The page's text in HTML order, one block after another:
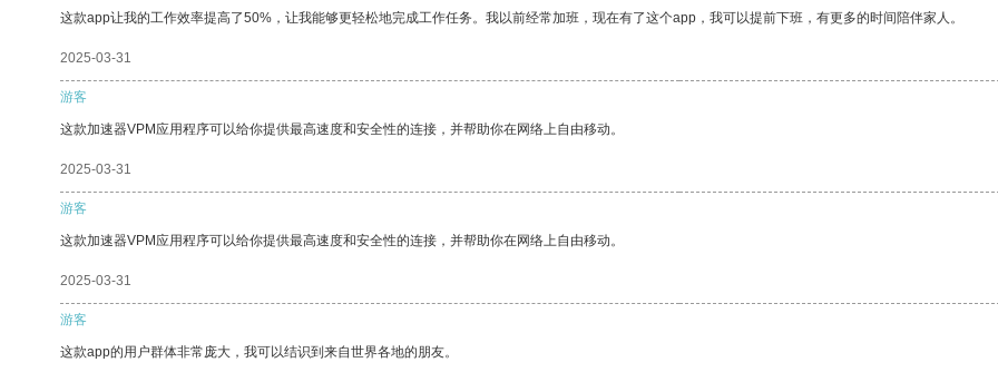
这款app让我的工作效率提高了50%，让我能够更轻松地完成工作任务。我以前经常加班，现在有了这个app，我可以提前下班，有更多的时间陪伴家人。
2025-03-31
游客
这款加速器VPM应用程序可以给你提供最高速度和安全性的连接，并帮助你在网络上自由移动。
2025-03-31
游客
这款加速器VPM应用程序可以给你提供最高速度和安全性的连接，并帮助你在网络上自由移动。
2025-03-31
游客
这款app的用户群体非常庞大，我可以结识到来自世界各地的朋友。